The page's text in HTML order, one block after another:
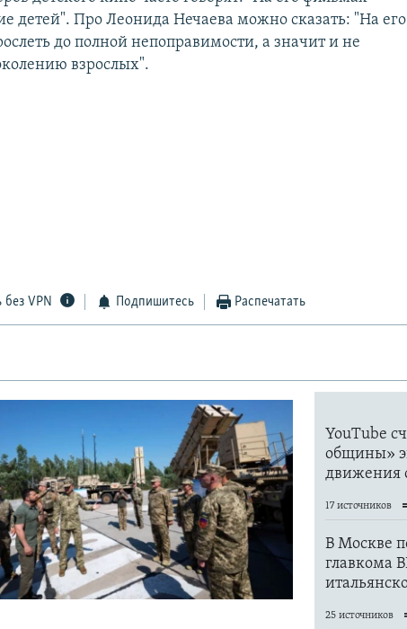
детей". Про Леонида Нечаева можно сказать: "На его
до полной непоправимости, а значит и не
взрослых".
без VPN Подпишитесь Распечатать